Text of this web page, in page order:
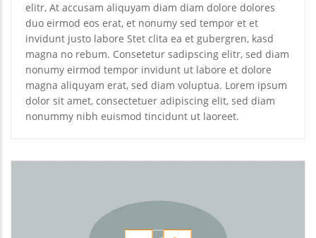
elitr, At accusam aliquyam diam diam dolore dolores
duo eirmod eos erat, et nonumy sed tempor et et
invidunt justo labore Stet clita ea et gubergren, kasd
magna no rebum. Consetetur sadipscing elitr, sed diam
nonumy eirmod tempor invidunt ut labore et dolore
magna aliquyam erat, sed diam voluptua. Lorem ipsum
dolor sit amet, consectetuer adipiscing elit, sed diam
nonummy nibh euismod tincidunt ut laoreet.